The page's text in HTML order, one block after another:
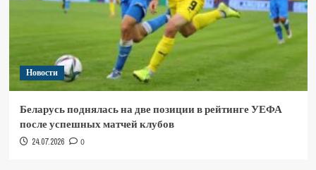
Новости
Беларусь поднялась на две позиции в рейтинге УЕФА
после успешных матчей клубов
24.07.2026 0